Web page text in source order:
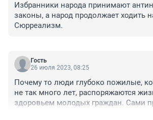
Избранники народа принимают
законы, а народ продолжает ходить
Сюрреализм.
Гость
26 июля 2023, 08:25
Почему то люди глубоко пожилые,
не так много лет, распоряжаются
здоровьем молодых граждан. Сами